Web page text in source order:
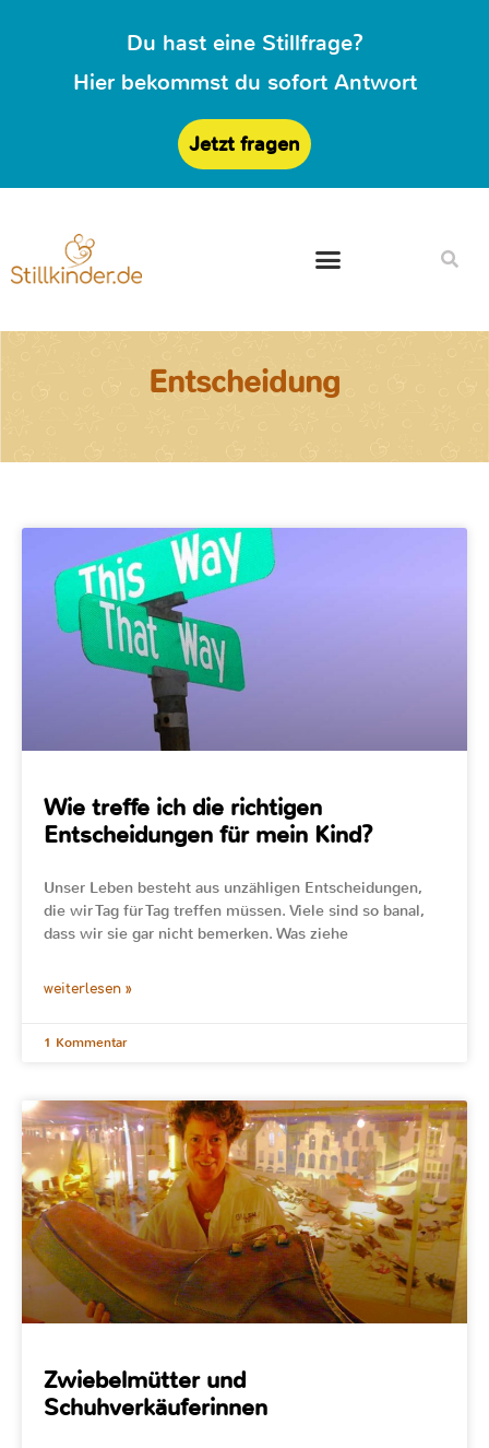
Du hast eine Stillfrage?
Hier bekommst du sofort Antwort
Jetzt fragen
Entscheidung
Wie treffe ich die richtigen
Entscheidungen für mein Kind?
Unser Leben besteht aus unzähligen Entscheidungen,
die wir Tag für Tag treffen müssen. Viele sind so banal,
dass wir sie gar nicht bemerken. Was ziehe
weiterlesen »
1 Kommentar
Zwiebelmütter und
Schuhverkäuferinnen